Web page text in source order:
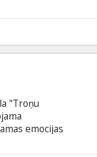
"Troņu
emocijas
Kino